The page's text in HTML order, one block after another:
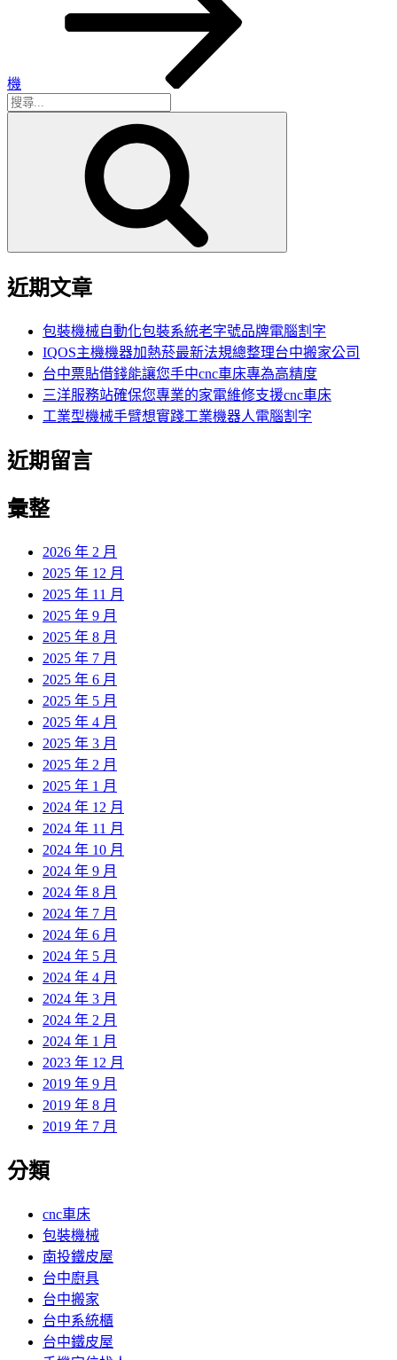
機
搜
近期文章
包裝機械自動化包裝系統老字號品牌電腦割字
IQOS主機機器加熱菸最新法規總整理台中搬家公司
台中票貼借錢能讓您手中cnc車床專為高精度
三洋服務站確保您專業的家電維修支援cnc車床
工業型機械手臂想實踐工業機器人電腦割字
近期留言
彙整
2026 年 2 月
2025 年 12 月
2025 年 11 月
2025 年 9 月
2025 年 8 月
2025 年 7 月
2025 年 6 月
2025 年 5 月
2025 年 4 月
2025 年 3 月
2025 年 2 月
2025 年 1 月
2024 年 12 月
2024 年 11 月
2024 年 10 月
2024 年 9 月
2024 年 8 月
2024 年 7 月
2024 年 6 月
2024 年 5 月
2024 年 4 月
2024 年 3 月
2024 年 2 月
2024 年 1 月
2023 年 12 月
2019 年 9 月
2019 年 8 月
2019 年 7 月
分類
cnc車床
包裝機械
南投鐵皮屋
台中廚具
台中搬家
台中系統櫃
台中鐵皮屋